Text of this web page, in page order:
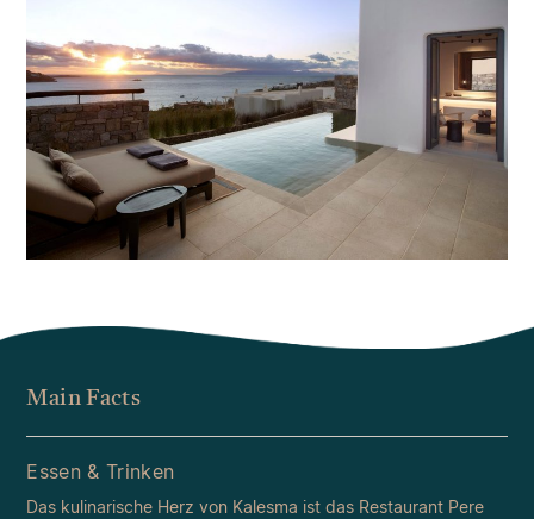
Main Facts
Essen & Trinken
Das kulinarische Herz von Kalesma ist das Restaurant Pere